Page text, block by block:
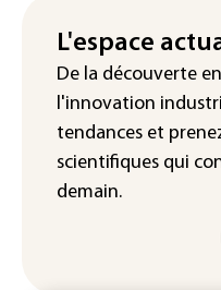
meurt malgré les
Éclipse: une
production
attendue en
L'espace
De la découverte
l'innovation
tendances et
scientifiques qui
demain.